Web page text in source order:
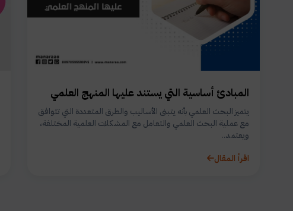
المبادئ أساسية التي يستند عليها المنهج العلمي
يتميز البحث العلمي بأنه يتبنى الأساليب والطرق المتعددة التي تتوافق
مع عملية البحث العلمي والتعامل مع المشكلات العلمية المختلفة،
ويعتمد..
اقرأ المقال